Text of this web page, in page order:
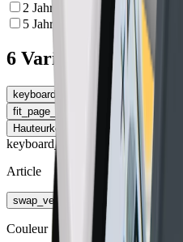
2 Jahre
5 Jahre
6 Variantes
keyboard_arrow_left
Type de montage
fit_page_width
Élargir le tableau
Hauteurkeyboard_arrow_right
keyboard_arrow_right
Article
swap_vert
Couleur